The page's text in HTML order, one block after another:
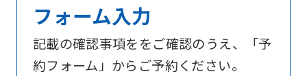
フォーム入力
記載の確認事項ををご確認のうえ、「予
約フォーム」からご予約ください。